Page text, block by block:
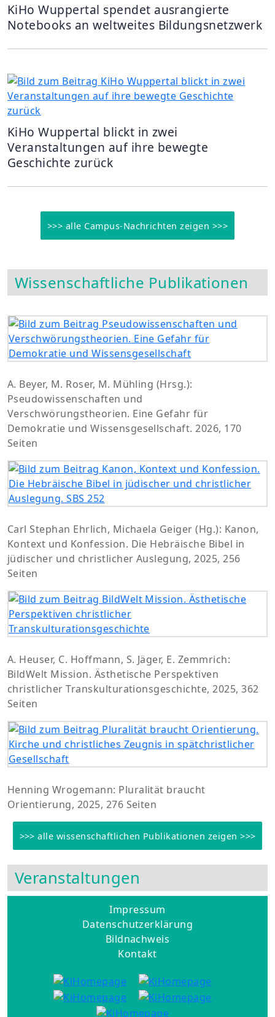
KiHo Wuppertal spendet ausrangierte
Notebooks an weltweites Bildungsnetzwerk
KiHo Wuppertal blickt in zwei
Veranstaltungen auf ihre bewegte
Geschichte zurück
>>> alle Campus-Nachrichten zeigen >>>
Wissenschaftliche Publikationen
A. Beyer, M. Roser, M. Mühling (Hrsg.):
Pseudowissenschaften und
Verschwörungstheorien. Eine Gefahr für
Demokratie und Wissensgesellschaft. 2026, 170
Seiten
Carl Stephan Ehrlich, Michaela Geiger (Hg.): Kanon,
Kontext und Konfession. Die Hebräische Bibel in
jüdischer und christlicher Auslegung, 2025, 256
Seiten
A. Heuser, C. Hoffmann, S. Jäger, E. Zemmrich:
BildWelt Mission. Ästhetische Perspektiven
christlicher Transkulturationsgeschichte, 2025, 362
Seiten
Henning Wrogemann: Pluralität braucht
Orientierung, 2025, 276 Seiten
>>> alle wissenschaftlichen Publikationen zeigen >>>
Veranstaltungen
Impressum
Datenschutzerklärung
Bildnachweis
Kontakt